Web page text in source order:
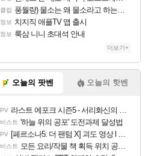
클립 풍월량) 물소는 왜 물소라고 하는거야? 아! 그만 ㅋㅋ
정보 치지직 애플TV 앱 출시
정보 룩삼 니니 초대석 안내
더보기+
오늘의 팟벤 오늘의 핫벤
PV 라스트 에포크 시즌5 - 서리화신의 분노 티저
비스트 '하늘 위의 공포' 도전과제 달성법
PV [페르소나5: 더 팬텀 X] 괴도 영상 l 타카마키 안·댄싱 스타
비스트 모든 요리/작물 책 획득 위치 공략 (36개) - 미식가 도전과제